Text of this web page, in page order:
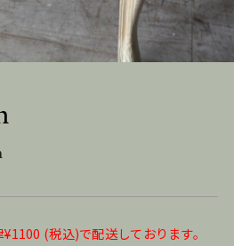
(税込)で配送しております。